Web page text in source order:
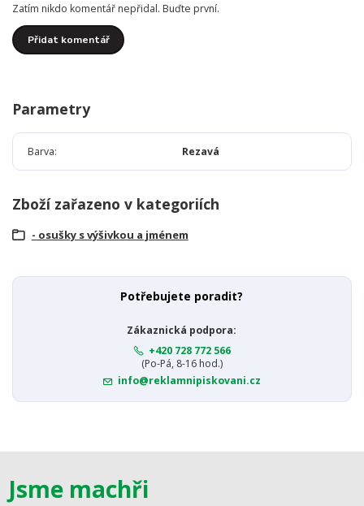
Zatím nikdo komentář nepřidal. Buďte první.
Přidat komentář
Parametry
Barva Rezavá
Zboží zařazeno v kategoriích
- osušky s výšivkou a jménem
Potřebujete poradit?
Zákaznická podpora:
+420 728 772 566
(Po-Pá, 8-16 hod.)
info@reklamnipiskovani.cz
Jsme machři